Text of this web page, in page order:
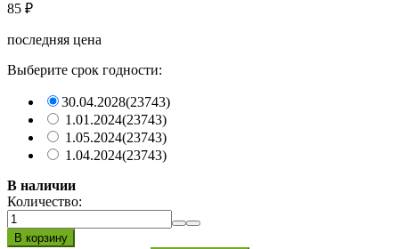
85 ₽
последняя цена
Выберите срок годности:
30.04.2028(23743)
1.01.2024(23743)
1.05.2024(23743)
1.04.2024(23743)
В наличии
Количество: